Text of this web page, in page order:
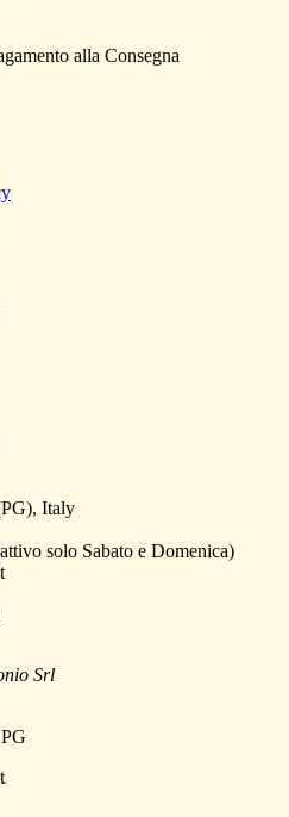
alla Consegna
Italy
solo Sabato e Domenica)
Srl
PG